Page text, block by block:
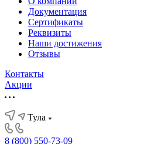
Документация
Сертификаты
Реквизиты
Наши достижения
Отзывы
Контакты
Акции
Тула
8 (800) 550-73-09